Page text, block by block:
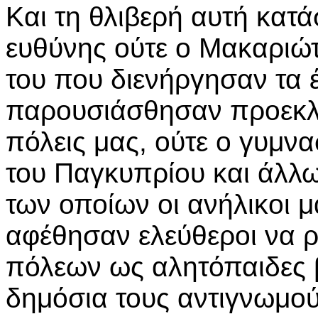
Και τη θλιβερή αυτή
ευθύνης ούτε ο
του που διενήργησαν τα
παρουσιάσθησαν
πόλεις μας, ούτε ο
του Παγκυπρίου και
των οποίων οι ανήλικοι
αφέθησαν ελεύθεροι να
πόλεων ως αλητόπαιδες
δημόσια τους